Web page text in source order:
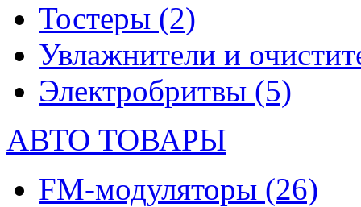
Тостеры (2)
Увлажнители и
Электробритвы (5)
АВТО ТОВАРЫ
FM-модуляторы (26)